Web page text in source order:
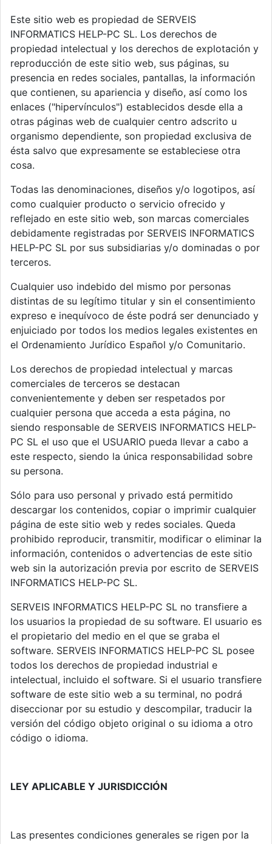
Este sitio web es propiedad de SERVEIS
INFORMATICS HELP-PC SL. Los derechos de
propiedad intelectual y los derechos de explotación y
reproducción de este sitio web, sus páginas, su
presencia en redes sociales, pantallas, la información
que contienen, su apariencia y diseño, así como los
enlaces ("hipervínculos") establecidos desde ella a
otras páginas web de cualquier centro adscrito u
organismo dependiente, son propiedad exclusiva de
ésta salvo que expresamente se estableciese otra
cosa.
Todas las denominaciones, diseños y/o logotipos, así
como cualquier producto o servicio ofrecido y
reflejado en este sitio web, son marcas comerciales
debidamente registradas por SERVEIS INFORMATICS
HELP-PC SL por sus subsidiarias y/o dominadas o por
terceros.
Cualquier uso indebido del mismo por personas
distintas de su legítimo titular y sin el consentimiento
expreso e inequívoco de éste podrá ser denunciado y
enjuiciado por todos los medios legales existentes en
el Ordenamiento Jurídico Español y/o Comunitario.
Los derechos de propiedad intelectual y marcas
comerciales de terceros se destacan
convenientemente y deben ser respetados por
cualquier persona que acceda a esta página, no
siendo responsable de SERVEIS INFORMATICS HELP-
PC SL el uso que el USUARIO pueda llevar a cabo a
este respecto, siendo la única responsabilidad sobre
su persona.
Sólo para uso personal y privado está permitido
descargar los contenidos, copiar o imprimir cualquier
página de este sitio web y redes sociales. Queda
prohibido reproducir, transmitir, modificar o eliminar la
información, contenidos o advertencias de este sitio
web sin la autorización previa por escrito de SERVEIS
INFORMATICS HELP-PC SL.
SERVEIS INFORMATICS HELP-PC SL no transfiere a
los usuarios la propiedad de su software. El usuario es
el propietario del medio en el que se graba el
software. SERVEIS INFORMATICS HELP-PC SL posee
todos los derechos de propiedad industrial e
intelectual, incluido el software. Si el usuario transfiere
software de este sitio web a su terminal, no podrá
diseccionar por su estudio y descompilar, traducir la
versión del código objeto original o su idioma a otro
código o idioma.
LEY APLICABLE Y JURISDICCIÓN
Las presentes condiciones generales se rigen por la